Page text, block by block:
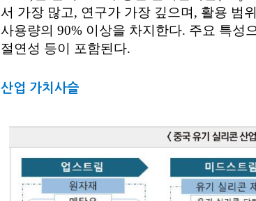
서 가장 많고, 연구가 가장 깊으며, 활용 범
사용량의 90% 이상을 차지한다. 주요 특성
절연성 등이 포함된다.
산업 가치사슬